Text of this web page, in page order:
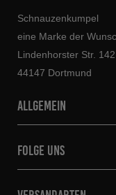
Schnauzenkumpel
eine Marke der
Lindenhorster Str. 142
44147 Dortmund
allgemein
folge uns